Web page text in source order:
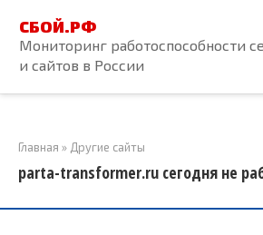
контенту
СБОЙ.РФ
Мониторинг работоспособности
и сайтов в России
Главная » Другие сайты
parta-transformer.ru сегодня не